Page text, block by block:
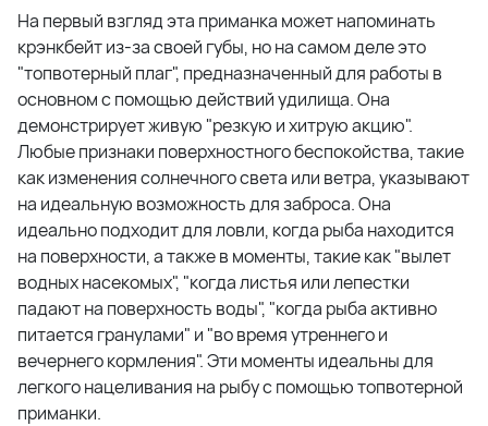
На первый взгляд эта приманка может напоминать
крэнкбейт из-за своей губы, но на самом деле это
"топвотерный плаг", предназначенный для работы в
основном с помощью действий удилища. Она
демонстрирует живую "резкую и хитрую акцию".
Любые признаки поверхностного беспокойства, такие
как изменения солнечного света или ветра, указывают
на идеальную возможность для заброса. Она
идеально подходит для ловли, когда рыба находится
на поверхности, а также в моменты, такие как "вылет
водных насекомых", "когда листья или лепестки
падают на поверхность воды", "когда рыба активно
питается гранулами" и "во время утреннего и
вечернего кормления". Эти моменты идеальны для
легкого нацеливания на рыбу с помощью топвотерной
приманки.